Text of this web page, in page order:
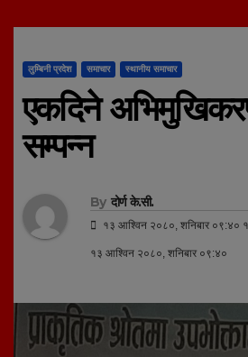
लुम्बिनी प्रदेश समाचार स्थानीय समाचार
एकदिने
सम्पन्न
By दोर्ण के.सी.
१३ आश्विन २०८०, शनिबार ०९:४०
१३ आश्विन २०८०, शनिबार ०९:४०